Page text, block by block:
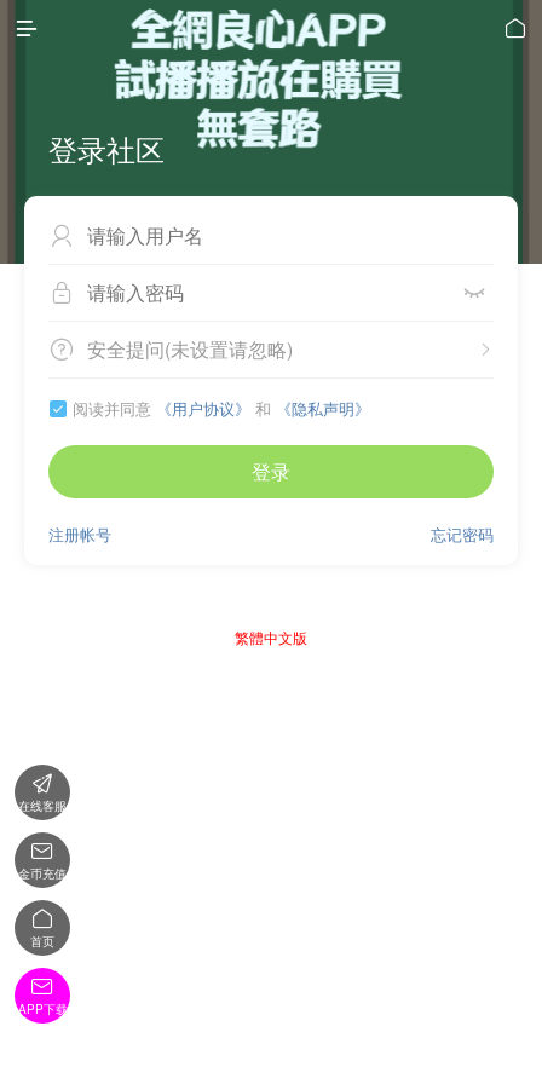
 
登录社区

 
 
安全提问(未设置请忽略)
 阅读并同意 《用户协议》 和 《隐私声明》
登录
忘记密码
注册帐号
繁體中文版

在线客服

金币充值

首页

APP下载